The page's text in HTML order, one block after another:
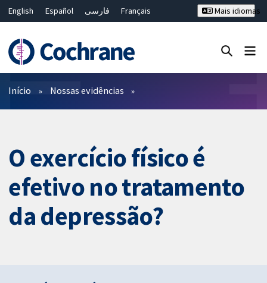
English Español فارسی
Français
Bahasa Malaysia
ไทย 繁體中文
Mais idiomas
Filtros
Início Nossas evidências
O exercício físico é
efetivo no tratamento
da depressão?